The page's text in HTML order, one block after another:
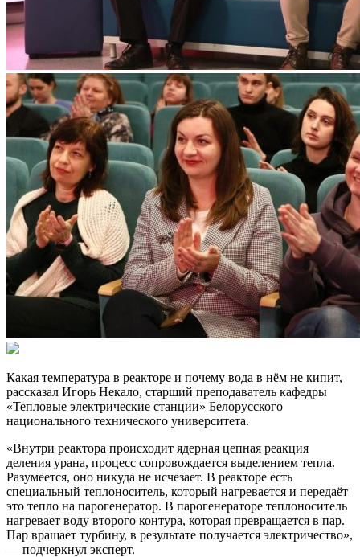
Какая температура в реакторе и почему вода в нём не кипит,
рассказал Игорь Некало, старший преподаватель кафедры
«Тепловые электрические станции» Белорусского
национального технического университета.
«Внутри реактора происходит ядерная цепная реакция
деления урана, процесс сопровождается выделением тепла.
Разумеется, оно никуда не исчезает. В реакторе есть
специальный теплоноситель, который нагревается и передаёт
это тепло на парогенератор. В парогенераторе теплоноситель
нагревает воду второго контура, которая превращается в пар.
Пар вращает турбину, в результате получается электричество»,
— подчеркнул эксперт.